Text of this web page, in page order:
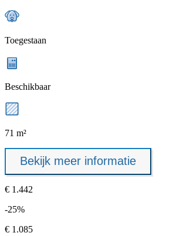
Toegestaan
Beschikbaar
71 m²
Bekijk meer informatie
€ 1.442
-25%
€ 1.085